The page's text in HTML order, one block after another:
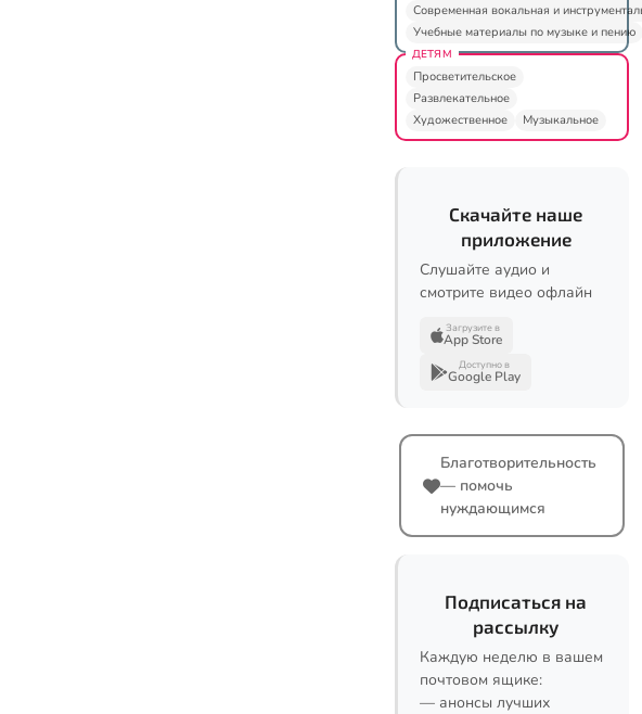
Современная вокальная и
Учебные материалы по музыке и пению
ДЕТЯМ
Просветительское
Развлекательное
Художественное
Музыкальное
Скачайте наше
приложение
Слушайте аудио и
смотрите видео офлайн
Загрузите в
App Store
Доступно в
Google Play
Благотворительность
— помочь
нуждающимся
Подписаться на
рассылку
Каждую неделю в вашем
почтовом ящике:
— анонсы лучших